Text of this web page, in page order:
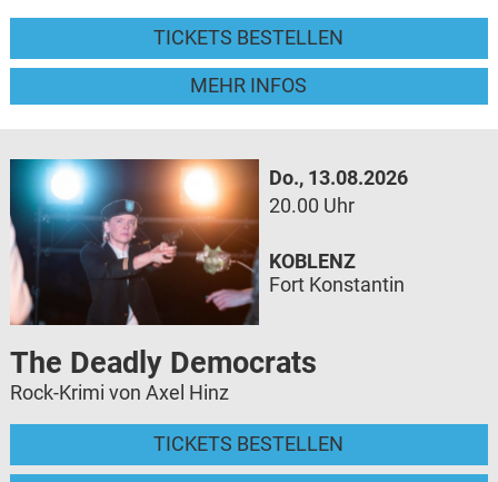
TICKETS BESTELLEN
MEHR INFOS
Do., 13.08.2026
20.00 Uhr
The Deadly Democrats
Rock-Krimi von Axel Hinz
TICKETS BESTELLEN
KOBLENZ
Fort Konstantin